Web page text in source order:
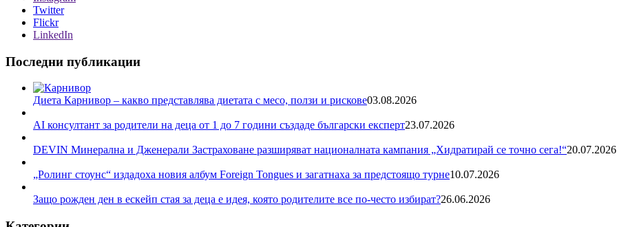
Twitter
Flickr
LinkedIn
Последни публикации
Диета Карнивор – какво представлява диетата с месо, ползи и рискове03.08.2026
AI консултант за родители на деца от 1 до 7 години създаде български експерт23.07.2026
DEVIN Минерална и Дженерали Застраховане разширяват националната кампания „Хидратирай се точно сега!“20.07.2026
„Ролинг стоунс“ издадоха новия албум Foreign Tongues и загатнаха за предстоящо турне10.07.2026
Защо рожден ден в ескейп стая за деца е идея, която родителите все по-често избират?26.06.2026